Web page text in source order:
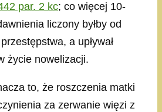
par. 2 kc; co więcej 10-
liczony byłby od
a upływał
życie nowelizacji.
to, że roszczenia matki
za zerwanie więzi z